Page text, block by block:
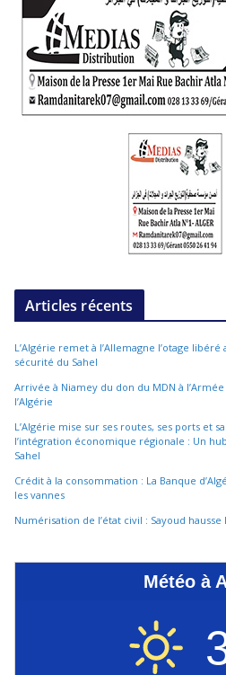
Articles récents
L’Algérie remet à l’Allemagne l’otage
sécurité du Sahel
Arrivée à Niamey du don du MDN à
l’Algérie
L’Algérie mise sur ses routes, ses ports et
l’intégration économique régionale : Un
Sahel
Crédit à la consommation : La Banque
les vannes
Numérisation de l’état civil : Sayoud
Météo à